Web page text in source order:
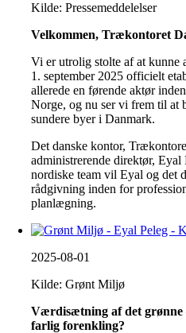
Kilde: Pressemeddelelser
Velkommen, Trækontoret
Vi er utrolig stolte af at kunne
1. september 2025 officielt
allerede en førende aktør
Norge, og nu ser vi frem til at
sundere byer i Danmark.
Det danske kontor,
administrerende direktør,
nordiske team vil Eyal og det
rådgivning inden for
planlægning.
2025-08-01
Kilde: Grønt Miljø
Værdisætning af det grønne
farlig forenkling?